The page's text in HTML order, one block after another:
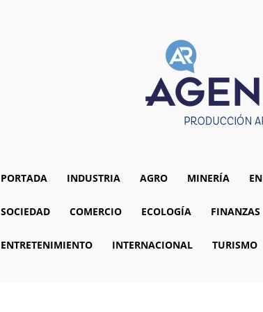
PORTADA INDUSTRIA AGRO MINERÍA
SOCIEDAD COMERCIO ECOLOGÍA FINANZAS
ENTRETENIMIENTO INTERNACIONAL TURISMO